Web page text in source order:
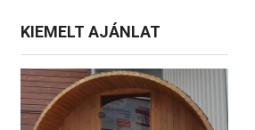
KIEMELT AJÁNLAT